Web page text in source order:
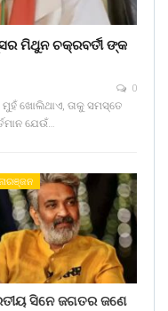
ମିଥୁନ ଚକ୍ରବର୍ତୀ ଙ୍କ
0
ଖୋଲିଥାଏ, ତାକୁ ସମସ୍ତେ
ଯେଉଁ…
ସିନେ ଜଗତର ଜଣେ